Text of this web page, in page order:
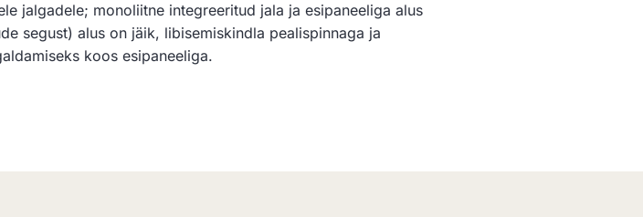
jalgadele; monoliitne integreeritud jala ja esipaneeliga alus
segust) alus on jäik, libisemiskindla pealispinnaga ja
koos esipaneeliga.